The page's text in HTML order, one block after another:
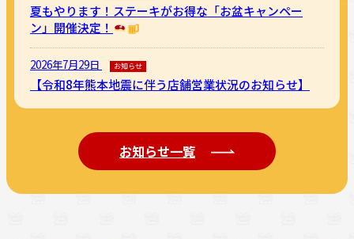
夏もやります！ステーキがお得な「お盆キャンペー
ン」開催決定！
2026年7月29日 お知らせ
【令和8年熊本地震に伴う店舗営業状況のお知らせ】
お知らせ一覧